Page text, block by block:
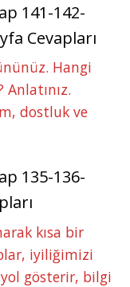
141-142-
Cevapları
Hangi
dostluk ve
135-136-
kısa bir
iyiliğimizi
gösterir, bilgi